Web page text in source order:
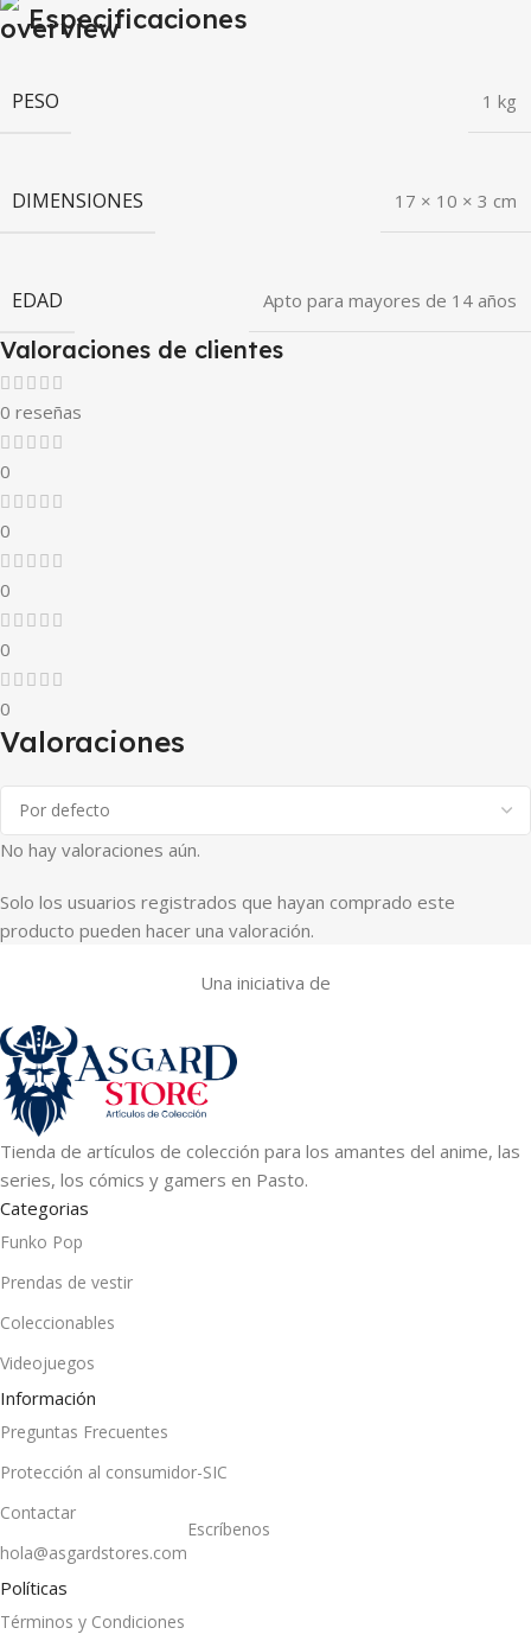
Especificaciones
PESO 1 kg
DIMENSIONES 17 × 10 × 3 cm
EDAD Apto para mayores de 14 años
Valoraciones de clientes
0 reseñas
0
0
0
0
0
Valoraciones
No hay valoraciones aún.
Solo los usuarios registrados que hayan comprado este
producto pueden hacer una valoración.
Una iniciativa de
Tienda de artículos de colección para los amantes del anime, las
series, los cómics y gamers en Pasto.
Categorias
Funko Pop
Prendas de vestir
Coleccionables
Videojuegos
Información
Preguntas Frecuentes
Protección al consumidor-SIC
Contactar
hola@asgardstores.com
Escríbenos
Políticas
Términos y Condiciones